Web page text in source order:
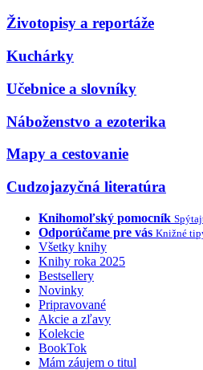
Životopisy a reportáže
Kuchárky
Učebnice a slovníky
Náboženstvo a ezoterika
Mapy a cestovanie
Cudzojazyčná literatúra
Knihomoľský pomocník
Odporúčame pre vás Knižné
Všetky knihy
Knihy roka 2025
Bestsellery
Novinky
Pripravované
Akcie a zľavy
Kolekcie
BookTok
Mám záujem o titul